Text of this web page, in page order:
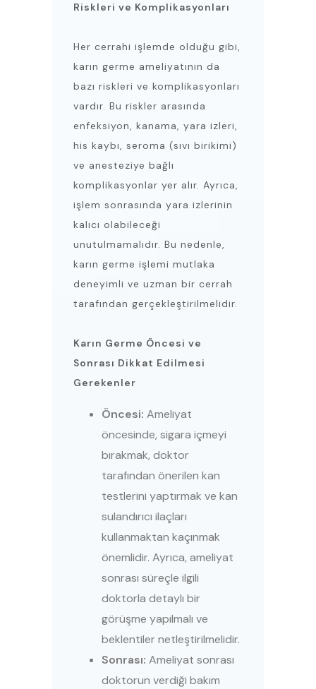
Riskleri ve Komplikasyonları
Her cerrahi işlemde olduğu gibi,
karın germe ameliyatının da
bazı riskleri ve komplikasyonları
vardır. Bu riskler arasında
enfeksiyon, kanama, yara izleri,
his kaybı, seroma (sıvı birikimi)
ve anesteziye bağlı
komplikasyonlar yer alır. Ayrıca,
işlem sonrasında yara izlerinin
kalıcı olabileceği
unutulmamalıdır. Bu nedenle,
karın germe işlemi mutlaka
deneyimli ve uzman bir cerrah
tarafından gerçekleştirilmelidir.
Karın Germe Öncesi ve
Sonrası Dikkat Edilmesi
Gerekenler
Öncesi: Ameliyat
öncesinde, sigara içmeyi
bırakmak, doktor
tarafından önerilen kan
testlerini yaptırmak ve kan
sulandırıcı ilaçları
kullanmaktan kaçınmak
önemlidir. Ayrıca, ameliyat
sonrası süreçle ilgili
doktorla detaylı bir
görüşme yapılmalı ve
beklentiler netleştirilmelidir.
Sonrası: Ameliyat sonrası
doktorun verdiği bakım